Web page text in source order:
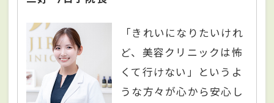
「きれいになりたいけれ
ど、美容クリニックは怖
くて行けない」というよ
うな方々が心から安心し